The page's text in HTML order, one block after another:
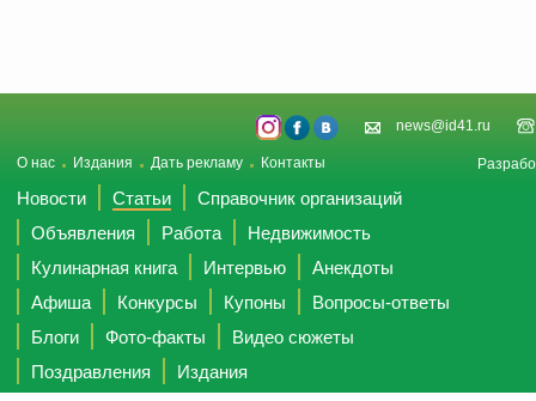
news@id41.ru
О нас Издания Дать рекламу Контакты
Новости Статьи
Справочник организаций
Объявления
Работа
Недвижимость
Кулинарная книга
Интервью
Анекдоты
Афиша
Конкурсы Купоны
Вопросы-ответы
Блоги
Фото-факты
Видео сюжеты
Поздравления
Издания